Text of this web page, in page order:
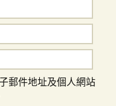
郵件地址及個人網站